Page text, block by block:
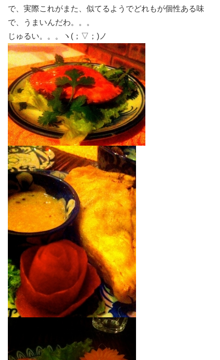
で、実際これがまた、似てるようでどれもが個性ある味
で、うまいんだわ。。。
じゅるい。。。ヽ(；▽；)ノ